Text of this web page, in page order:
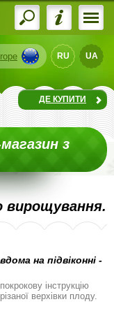
RU UA
з
ДЕ КУПИТИ
вирощування.
на підвіконні -
інструкцію
верхівки плоду.